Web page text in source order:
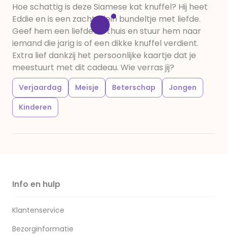
Hoe schattig is deze Siamese kat knuffel? Hij heet
Eddie en is een zacht, klein bundeltje met liefde.
Geef hem een liefdevol thuis en stuur hem naar
iemand die jarig is of een dikke knuffel verdient.
Extra lief dankzij het persoonlijke kaartje dat je
meestuurt met dit cadeau. Wie verras jij?
Verjaardag Meisje Beterschap
Jongen
Kinderen
Info en hulp
Klantenservice
Bezorginformatie